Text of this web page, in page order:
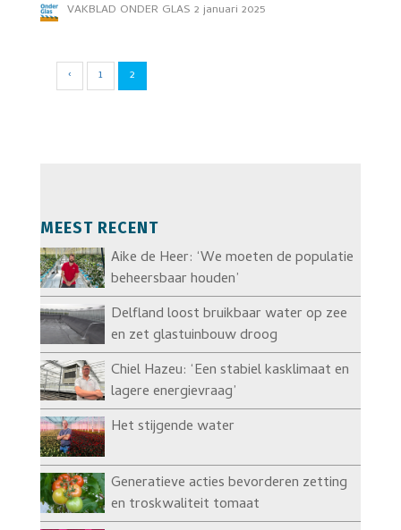
VAKBLAD ONDER GLAS 2 januari 2025
‹ 1 2
MEEST RECENT
Aike de Heer: ‘We moeten de populatie
beheersbaar houden’
Delfland loost bruikbaar water op zee
en zet glastuinbouw droog
Chiel Hazeu: ‘Een stabiel kasklimaat en
lagere energievraag’
Het stijgende water
Generatieve acties bevorderen zetting
en troskwaliteit tomaat